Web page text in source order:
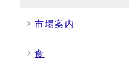
市場案内
食